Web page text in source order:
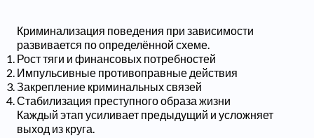
Криминализация поведения при зависимости
развивается по определённой схеме.
Рост тяги и финансовых потребностей
Импульсивные противоправные действия
Закрепление криминальных связей
Стабилизация преступного образа жизни
Каждый этап усиливает предыдущий и усложняет
выход из круга.